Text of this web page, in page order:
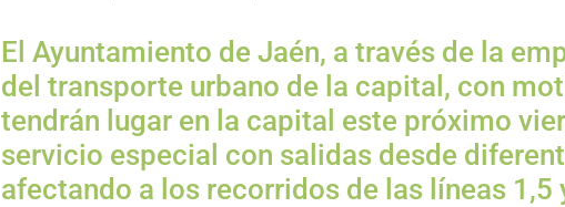
El Ayuntamiento de Jaén, a través de la
del transporte urbano de la capital, con
tendrán lugar en la capital este próximo
servicio especial con salidas desde
afectando a los recorridos de las líneas 1,5